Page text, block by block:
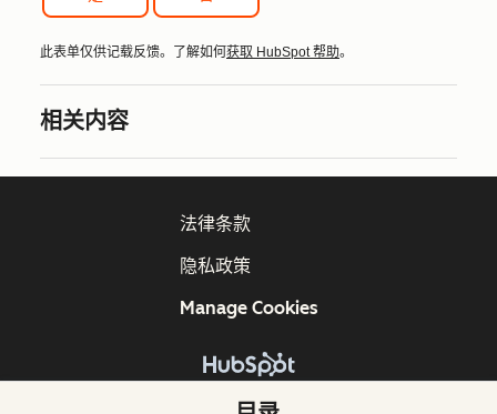
此表单仅供记载反馈。了解如何获取 HubSpot 帮助。
相关内容
版权所有 © 2026 HubSpot, Inc.
法律条款
隐私政策
Manage Cookies